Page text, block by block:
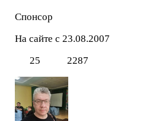
Спонсор
На сайте с 23.08.2007
25
2287